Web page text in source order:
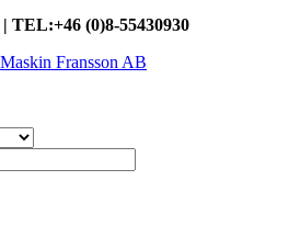
| TEL:+46 (0)8-55430930